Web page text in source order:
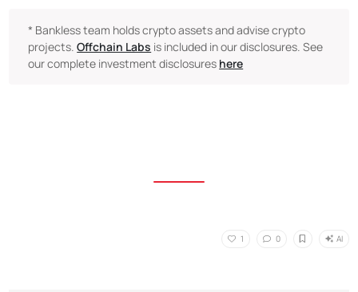
* Bankless team holds crypto assets and advise crypto
projects.Offchain Labs is included in our disclosures. See
our complete investment disclosures here
1 0 AI